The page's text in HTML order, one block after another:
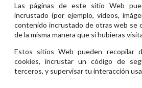
Las páginas de este sitio Web
incrustado (por ejemplo, vídeos,
contenido incrustado de otras web se
de la misma manera que si hubieras
Estos sitios Web pueden recopilar
cookies, incrustar un código de
terceros, y supervisar tu interacción